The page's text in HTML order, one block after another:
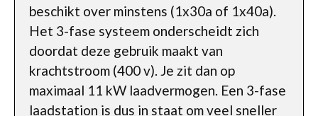
beschikt over minstens (1x30a of 1x40a).
Het 3-fase systeem onderscheidt zich
doordat deze gebruik maakt van
krachtstroom (400 v). Je zit dan op
maximaal 11 kW laadvermogen. Een 3-fase
laadstation is dus in staat om veel sneller